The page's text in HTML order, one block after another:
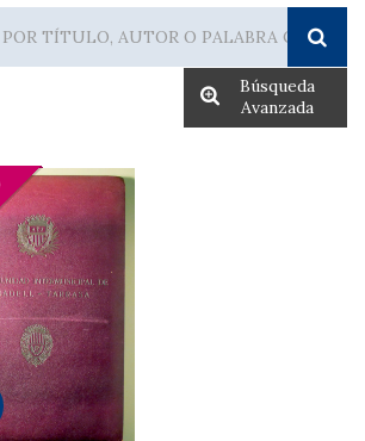
Búsqueda
Avanzada